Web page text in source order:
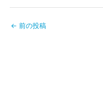
← 前の投稿